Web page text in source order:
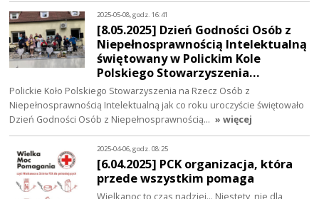
2025-05-08, godz. 16:41
[8.05.2025] Dzień Godności Osób z
Niepełnosprawnością Intelektualną
świętowany w Polickim Kole
Polskiego Stowarzyszenia…
Polickie Koło Polskiego Stowarzyszenia na Rzecz Osób z
Niepełnosprawnością Intelektualną jak co roku uroczyście świętowało
Dzień Godności Osób z Niepełnosprawnością… » więcej
2025-04-06, godz. 08:25
[6.04.2025] PCK organizacja, która
przede wszystkim pomaga
Wielkanoc to czas nadziei… Niestety, nie dla